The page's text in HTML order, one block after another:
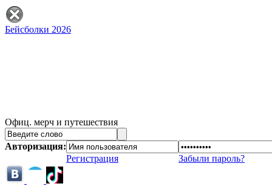
Бейсболки 2026
Офиц. мерч и путешествия
Авторизация:
Регистрация
Забыли пароль?